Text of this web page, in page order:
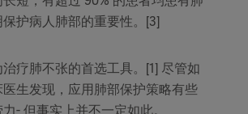
护病人肺部的重要性。[3]
疗肺不张的首选工具。[1] 尽管如
生发现，应用肺部保护策略有些
- 但事实上并不一定如此。